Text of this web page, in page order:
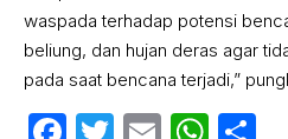
waspada terhadap potensi
beliung, dan hujan deras agar
pada saat bencana terjadi,”